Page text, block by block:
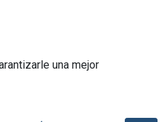
Gobierno eGob®
una mejor